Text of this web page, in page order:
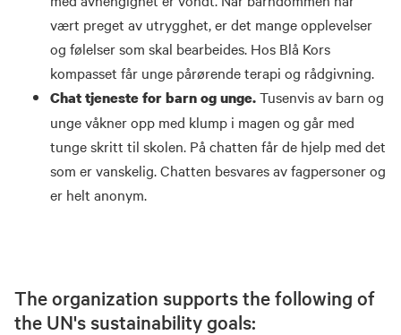
vært preget av utrygghet, er det mange opplevelser
og følelser som skal bearbeides. Hos Blå Kors
kompasset får unge pårørende terapi og rådgivning.
Chat tjeneste for barn og unge.Tusenvis av barn og
unge våkner opp med klump i magen og går med
tunge skritt til skolen. På chatten får de hjelp med det
som er vanskelig. Chatten besvares av fagpersoner og
er helt anonym.
The organization supports the following of
the UN's sustainability goals: